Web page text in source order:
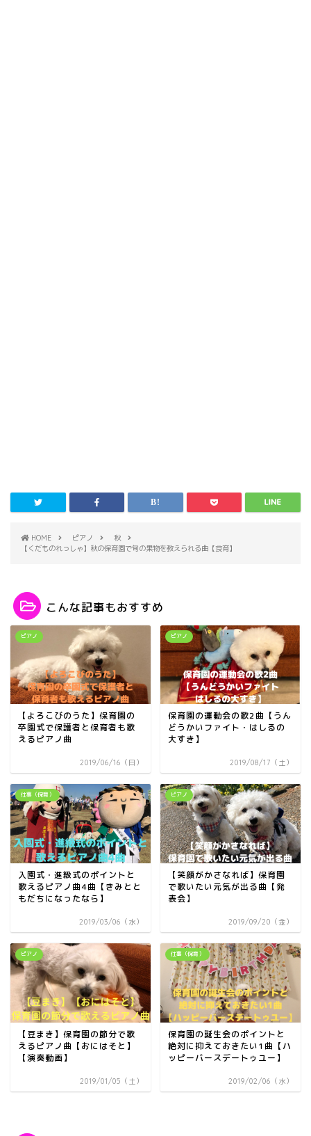
HOME ピアノ
秋
【くだものれっしゃ】秋の保育園で旬の果物を教えられる曲【食育】
こんな記事もおすすめ
ピアノ
【よろこびのうた】保育園の
卒園式で保護者と保育者も歌
えるピアノ曲
2019/06/16（日）
ピアノ
保育園の運動会の歌2曲【うん
どうかいファイト・はしるの
大すき】
2019/08/17（土）
仕事（保育）
入園式・進級式のポイントと
歌えるピアノ曲4曲【きみとと
もだちになったなら】
2019/03/06（水）
ピアノ
【笑顔がかさなれば】保育園
で歌いたい元気が出る曲【発
表会】
2019/09/20（金）
ピアノ
【豆まき】保育園の節分で歌
えるピアノ曲【おにはそと】
【演奏動画】
2019/01/05（土）
仕事（保育）
保育園の誕生会のポイントと
絶対に抑えておきたい1曲【ハ
ッピーバースデートゥユー】
2019/02/06（水）